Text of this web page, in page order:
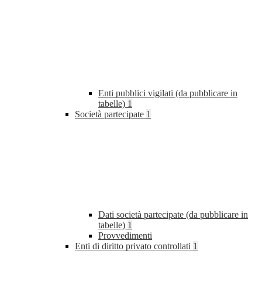
Enti pubblici vigilati (da pubblicare in
tabelle) 1
Società partecipate 1
Dati società partecipate (da pubblicare in
tabelle) 1
Provvedimenti
Enti di diritto privato controllati 1